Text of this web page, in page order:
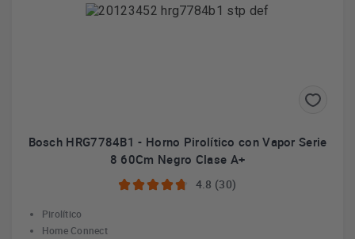
Bosch HRG7784B1 - Horno Pirolítico con Vapor Serie
8 60Cm Negro Clase A+
4.8 (30)
Pirolítico
Home Connect